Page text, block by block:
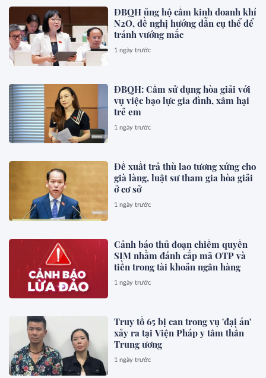
ĐBQH ủng hộ cấm kinh doanh khí
N2O, đề nghị hướng dẫn cụ thể để
tránh vướng mắc
1 ngày trước
ĐBQH: Cấm sử dụng hòa giải với
vụ việc bạo lực gia đình, xâm hại
trẻ em
1 ngày trước
Đề xuất trả thù lao tương xứng cho
già làng, luật sư tham gia hòa giải
ở cơ sở
1 ngày trước
Cảnh báo thủ đoạn chiếm quyền
SIM nhằm đánh cắp mã OTP và
tiền trong tài khoản ngân hàng
1 ngày trước
Truy tố 65 bị can trong vụ 'đại án'
xảy ra tại Viện Pháp y tâm thần
Trung ương
1 ngày trước